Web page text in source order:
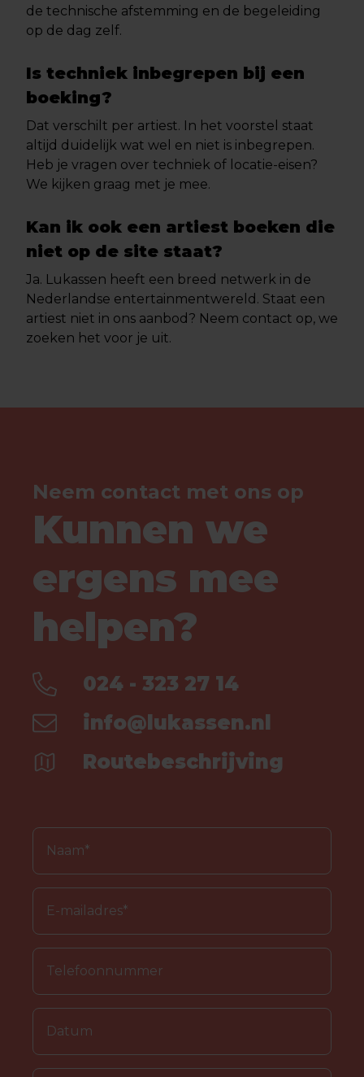
de technische afstemming en de begeleiding
op de dag zelf.
Is techniek inbegrepen bij een
boeking?
Dat verschilt per artiest. In het voorstel staat
altijd duidelijk wat wel en niet is inbegrepen.
Heb je vragen over techniek of locatie-eisen?
We kijken graag met je mee.
Kan ik ook een artiest boeken die
niet op de site staat?
Ja. Lukassen heeft een breed netwerk in de
Nederlandse entertainmentwereld. Staat een
artiest niet in ons aanbod? Neem contact op, we
zoeken het voor je uit.
Neem contact met ons op
Kunnen we
ergens mee
helpen?
024 - 323 27 14
info@lukassen.nl
Routebeschrijving